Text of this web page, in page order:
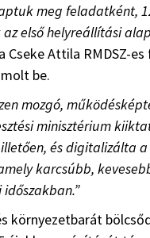
meg feladatként,
első helyreállítási
Cseke Attila RMDSZ-
be.
mozgó,
minisztérium
és digitalizálta
karcsúbb,
környezetbarát